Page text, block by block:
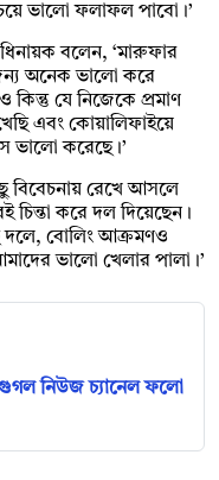
ভালো ফলাফল পাবো।’
বলেন, ‘মারুফার
অনেক ভালো করে
যে নিজেকে প্রমাণ
এবং কোয়ালিফাইয়ে
ভালো করেছে।’
বিবেচনায় রেখে আসলে
চিন্তা করে দল দিয়েছেন।
দলে, বোলিং আক্রমণও
ভালো খেলার পালা।’
নিউজ চ্যানেল ফলো